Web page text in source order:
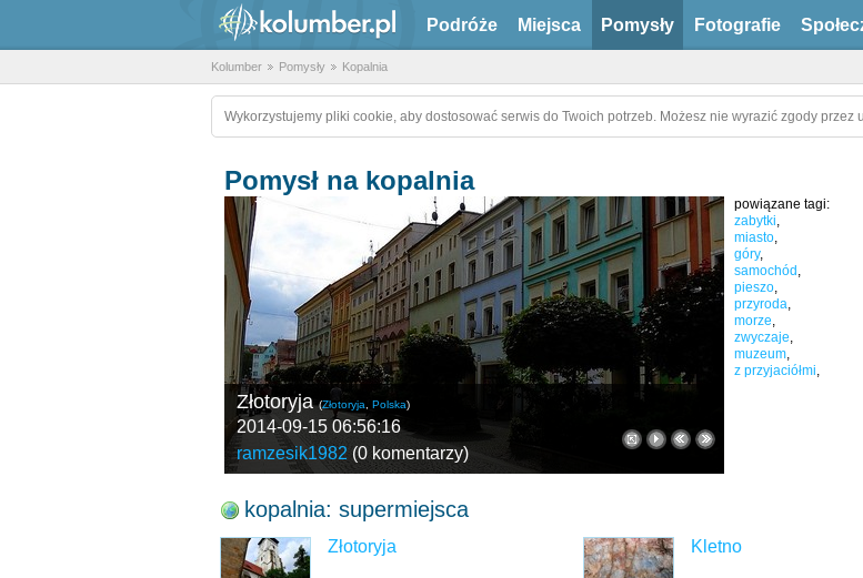
Podróże Miejsca Pomysły Fotografie
Kolumber Pomysły Kopalnia
Wykorzystujemy pliki cookie, aby dostosować serwis do Twoich potrzeb. Możesz nie wyrazić zgody
Pomysł na kopalnia
powiązane tagi:
zabytki,
miasto,
góry,
samochód ,
pieszo,
przyroda,
morze,
zwyczaje,
muzeum,
z przyjaciółmi,
Złotoryja (Złotoryja Polska)
2014-09-15 06:56:16
ramzesik1982 (0 komentarzy)
kopalnia: supermiejsca
Złotoryja Kletno